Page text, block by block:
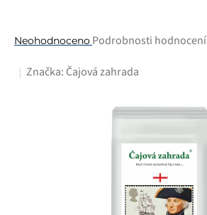
Průměrné
produktu
Neohodnoceno Podrobnosti hodnocení
Značka: Čajová zahrada